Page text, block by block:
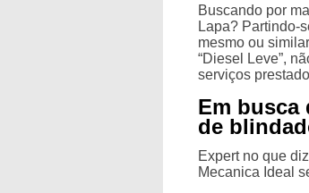
Buscando por
Lapa? Partindo-
mesmo ou
“Diesel Leve”,
serviços
Em busca
de
Expert no que
Mecanica Ideal